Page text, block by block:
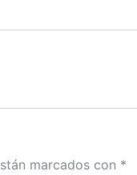
marcados con *